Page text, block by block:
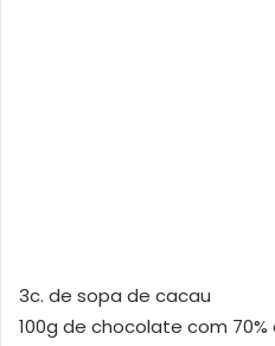
3c. de sopa de cacau
100g de chocolate com